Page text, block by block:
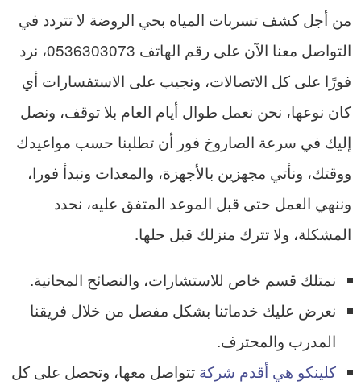
من أجل كشف تسربات المياه بحي الروضة لا تتردد في
التواصل معنا الآن على رقم الهاتف 0536303073، نرد
فورًا على كل الاتصالات، ونجيب على الاستفسارات أي
كان نوعها، نحن نعمل طوال أيام العام بلا توقف، ونصل
إليك في سرعة الصاروخ فور أن تطلبنا حسب مواعيدك
ووقتك، ونأتي مجهزين بالأجهزة، والمعدات ونبدأ فورا،
وننهي العمل حتى قبل الموعد المتفق عليه، نحدد
المشكلة، ولا تترك منزلك قبل حلها.
نمتلك قسم خاص للاستشارات، والنصائح المجانية.
نعرض عليك خدماتنا بشكل مفصل من خلال فريقنا
المدرب والمحترف.
كلينكو هي أقدم شركة تتواصل معها، وتحصل على كل